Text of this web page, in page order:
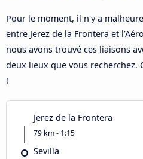
Pour le moment, il n'y a
entre Jerez de la Frontera et
nous avons trouvé ces liaisons
deux lieux que vous recherchez.
!
Jerez de la Frontera
79 km - 1:15
Sevilla